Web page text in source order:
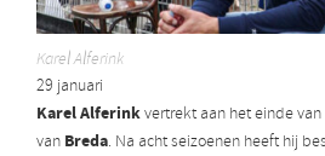
Karel Alferink
29 januari
Karel Alferinkvertrekt aan het einde
van Breda. Na acht seizoenen heeft hij